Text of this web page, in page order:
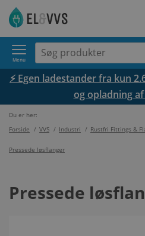
Menu
⚡ Egen ladestander fra kun
og opladning
Du er her:
Forside / VVS / Industri / Rustfri Fittings &
Pressede løsflanger
Pressede